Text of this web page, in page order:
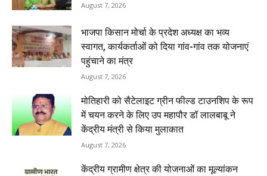
August 7, 2026
भाजपा किसान मोर्चा के प्रदेश अध्यक्ष का भव्य
स्वागत, कार्यकर्ताओं को दिया गांव-गांव तक योजनाएं
पहुंचाने का मंत्र
August 7, 2026
मोतिहारी को सैटेलाइट ग्रीन फील्ड टाउनशिप के रूप
में चयन करने के लिए उप महापौर डॉ लालबाबू ने
केंद्रीय मंत्री से किया मुलाकात
August 7, 2026
केंद्रीय ग्रामीण क्षेत्र की योजनाओं का मूल्यांकन